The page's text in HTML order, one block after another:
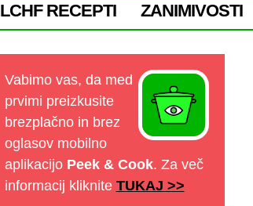
LCHF RECEPTI ZANIMIVOSTI
Vabimo vas, da med
prvimi preizkusite
brezplačno in brez
oglasov mobilno
aplikacijo Peek & Cook. Za več
informacij kliknite TUKAJ >>